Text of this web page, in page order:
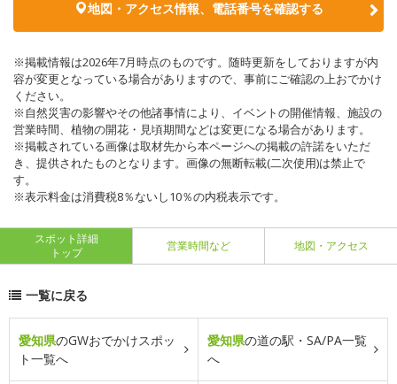
地図・アクセス情報、電話番号を確認する
※掲載情報は2026年7月時点のものです。随時更新をしておりますが内
容が変更となっている場合がありますので、事前にご確認の上おでかけ
ください。
※自然災害の影響やその他諸事情により、イベントの開催情報、施設の
営業時間、植物の開花・見頃期間などは変更になる場合があります。
※掲載されている画像は取材先から本ページへの掲載の許諾をいただ
き、提供されたものとなります。画像の無断転載(二次使用)は禁止で
す。
※表示料金は消費税8％ないし10％の内税表示です。
スポット詳細
トップ
営業時間など 地図・アクセス
一覧に戻る
愛知県のGWおでかけスポッ
ト一覧へ
愛知県の道の駅・SA/PA一覧
へ